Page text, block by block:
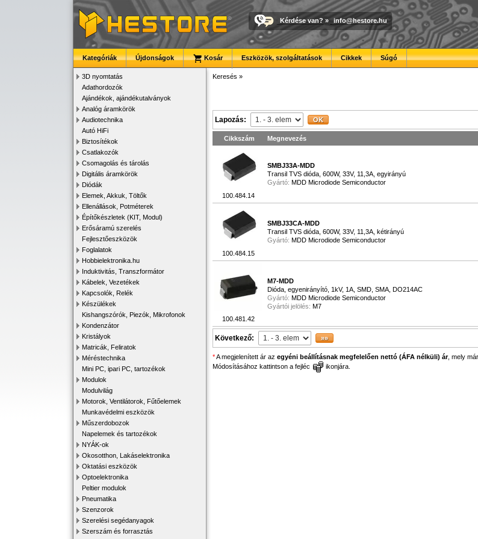
Kérdése van? » info@hestore.hu
Kategóriák Újdonságok Kosár Eszközök, szolgáltatások Cikkek Súgó
3D nyomtatás
Adathordozók
Ajándékok, ajándékutalványok
Analóg áramkörök
Audiotechnika
Autó HiFi
Biztosítékok
Csatlakozók
Csomagolás és tárolás
Digitális áramkörök
Diódák
Elemek, Akkuk, Töltők
Ellenállások, Potméterek
Építőkészletek (KIT, Modul)
Erősáramú szerelés
Fejlesztőeszközök
Foglalatok
Hobbielektronika.hu
Induktivitás, Transzformátor
Kábelek, Vezetékek
Kapcsolók, Relék
Készülékek
Kishangszórók, Piezók, Mikrofonok
Kondenzátor
Kristályok
Matricák, Feliratok
Méréstechnika
Mini PC, ipari PC, tartozékok
Modulok
Modulvilág
Motorok, Ventilátorok, Fűtőelemek
Munkavédelmi eszközök
Műszerdobozok
Napelemek és tartozékok
NYÁK-ok
Okosotthon, Lakáselektronika
Oktatási eszközök
Optoelektronika
Peltier modulok
Pneumatika
Szenzorok
Szerelési segédanyagok
Szerszám és forrasztás
Keresés »
Lapozás:
Cikkszám Megnevezés
100.484.14
SMBJ33A-MDD
Transil TVS dióda, 600W, 33V, 11,3A, egyirányú
Gyártó: MDD Microdiode Semiconductor
100.484.15
SMBJ33CA-MDD
Transil TVS dióda, 600W, 33V, 11,3A, kétirányú
Gyártó: MDD Microdiode Semiconductor
100.481.42
M7-MDD
Dióda, egyenirányító, 1kV, 1A, SMD, SMA, DO214AC
Gyártó: MDD Microdiode Semiconductor
Gyártói jelölés: M7
Következő:
*A megjelenített ár az egyéni beállításnak megfelelően nettó (ÁFA nélküli) ár, mely
Módosításához kattintson a fejléc
ikonjára.